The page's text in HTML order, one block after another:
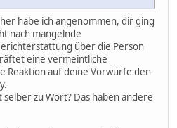
habe ich angenommen, dir ging
nach mangelnde
über die Person
eine vermeintliche
Reaktion auf deine Vorwürfe den
zu Wort? Das haben andere